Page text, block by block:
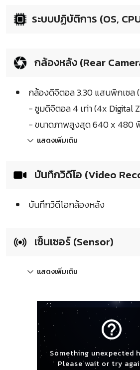
ระบบปฏิบัติการ (OS,
กล้องหลัง (Rear
กล้องดิจิตอล 3.30 แสนพิกเซล
- ซูมดิจิตอล 4 เท่า (4x Digital
- ขนาดภาพสูงสุด 640 x 480
แสดงเพิ่มเติม
บันทึกวิดีโอ (Video
บันทึกวิดีโอกล้องหลัง
เซ็นเซอร์ (Sensor)
แสดงเพิ่มเติม
help_outline
Something unexpected
Please wait or try